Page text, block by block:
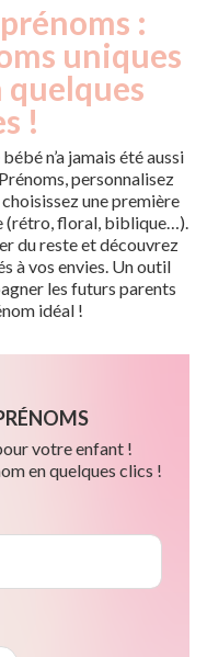
:
uniques
!
n’a jamais été aussi
personnalisez
une première
(rétro, floral, biblique…).
du reste et découvrez
à vos envies. Un outil
les futurs parents
idéal !
votre enfant !
en quelques clics !